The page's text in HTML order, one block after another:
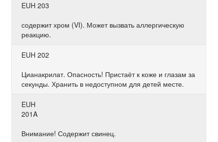
EUH 203
содержит хром (VI). Может вызвать аллергическую
реакцию.
EUH 202
Цианакрилат. Опасность! Пристаёт к коже и глазам за
секунды. Хранить в недоступном для детей месте.
EUH
201A
Внимание! Содержит свинец.